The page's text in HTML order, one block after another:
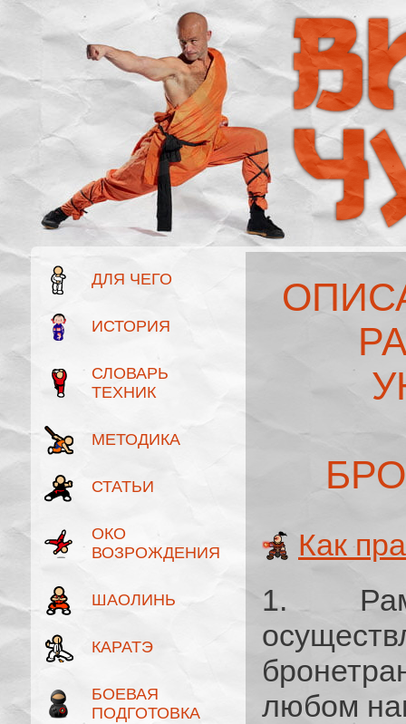
ДЛЯ ЧЕГО
ИСТОРИЯ
СЛОВАРЬ
ТЕХНИК
МЕТОДИКА
СТАТЬИ
ОКО
ВОЗРОЖДЕНИЯ
ШАОЛИНЬ
КАРАТЭ
БОЕВАЯ
ПОДГОТОВКА
Как
1.
любом